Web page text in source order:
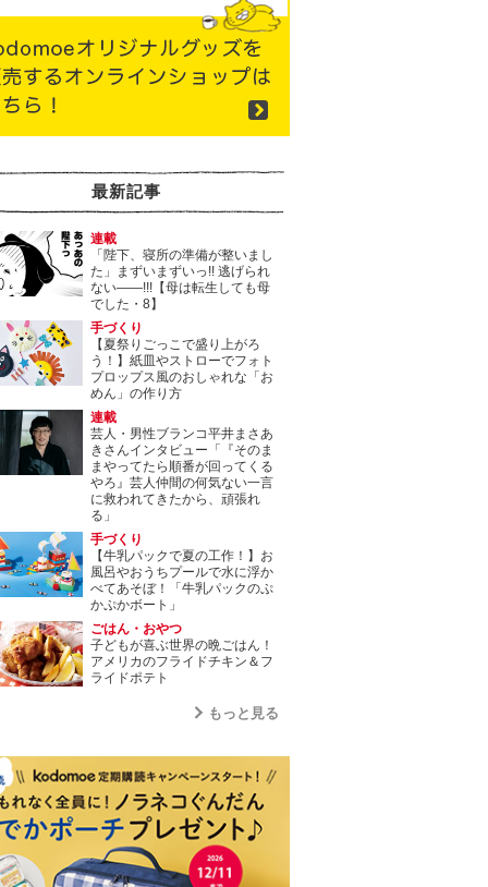
最新記事
連載
「陛下、寝所の準備が整いまし
た」まずいまずいっ!! 逃げられ
ない――!!!【母は転生しても母
でした・8】
手づくり
【夏祭りごっこで盛り上がろ
う！】紙皿やストローでフォト
プロップス風のおしゃれな「お
めん」の作り方
連載
芸人・男性ブランコ平井まさあ
きさんインタビュー「『そのま
まやってたら順番が回ってくる
やろ』芸人仲間の何気ない一言
に救われてきたから、頑張れ
る」
手づくり
【牛乳パックで夏の工作！】お
風呂やおうちプールで水に浮か
べてあそぼ！「牛乳パックのぷ
かぷかボート」
ごはん・おやつ
子どもが喜ぶ世界の晩ごはん！
アメリカのフライドチキン＆フ
ライドポテト
もっと見る